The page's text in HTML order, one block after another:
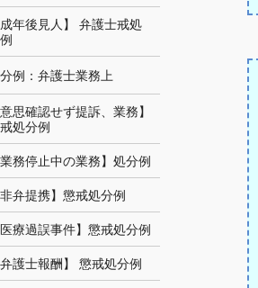
成年後見人】 弁護士戒処
例：弁護士業務上
意思確認せず提訴、業務】
処分例
業務停止中の業務】処分例
非弁提携】懲戒処分例
医療過誤事件】懲戒処分例
弁護士報酬】 懲戒処分例